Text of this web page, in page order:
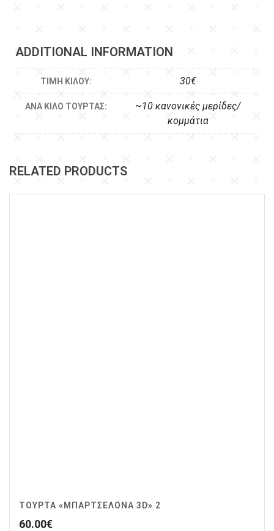
ADDITIONAL INFORMATION
ΤΙΜΉ ΚΙΛΟΎ: 30€
ΑΝΆ ΚΙΛΌ ΤΟΎΡΤΑΣ:
~10 κανονικές μερίδες/
κομμάτια
RELATED PRODUCTS
ΤΟΎΡΤΑ «ΜΠΑΡΤΣΕΛΌΝΑ 3D» 2
60.00€